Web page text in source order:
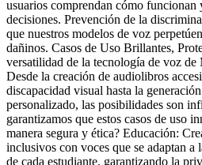
usuarios comprendan cómo funcionan
decisiones. Prevención de la
que nuestros modelos de voz
dañinos. Casos de Uso Brillantes,
versatilidad de la tecnología de voz de
Desde la creación de audiolibros
discapacidad visual hasta la
personalizado, las posibilidades son
garantizamos que estos casos de uso
manera segura y ética? Educación:
inclusivos con voces que se adaptan a
de cada estudiante, garantizando la